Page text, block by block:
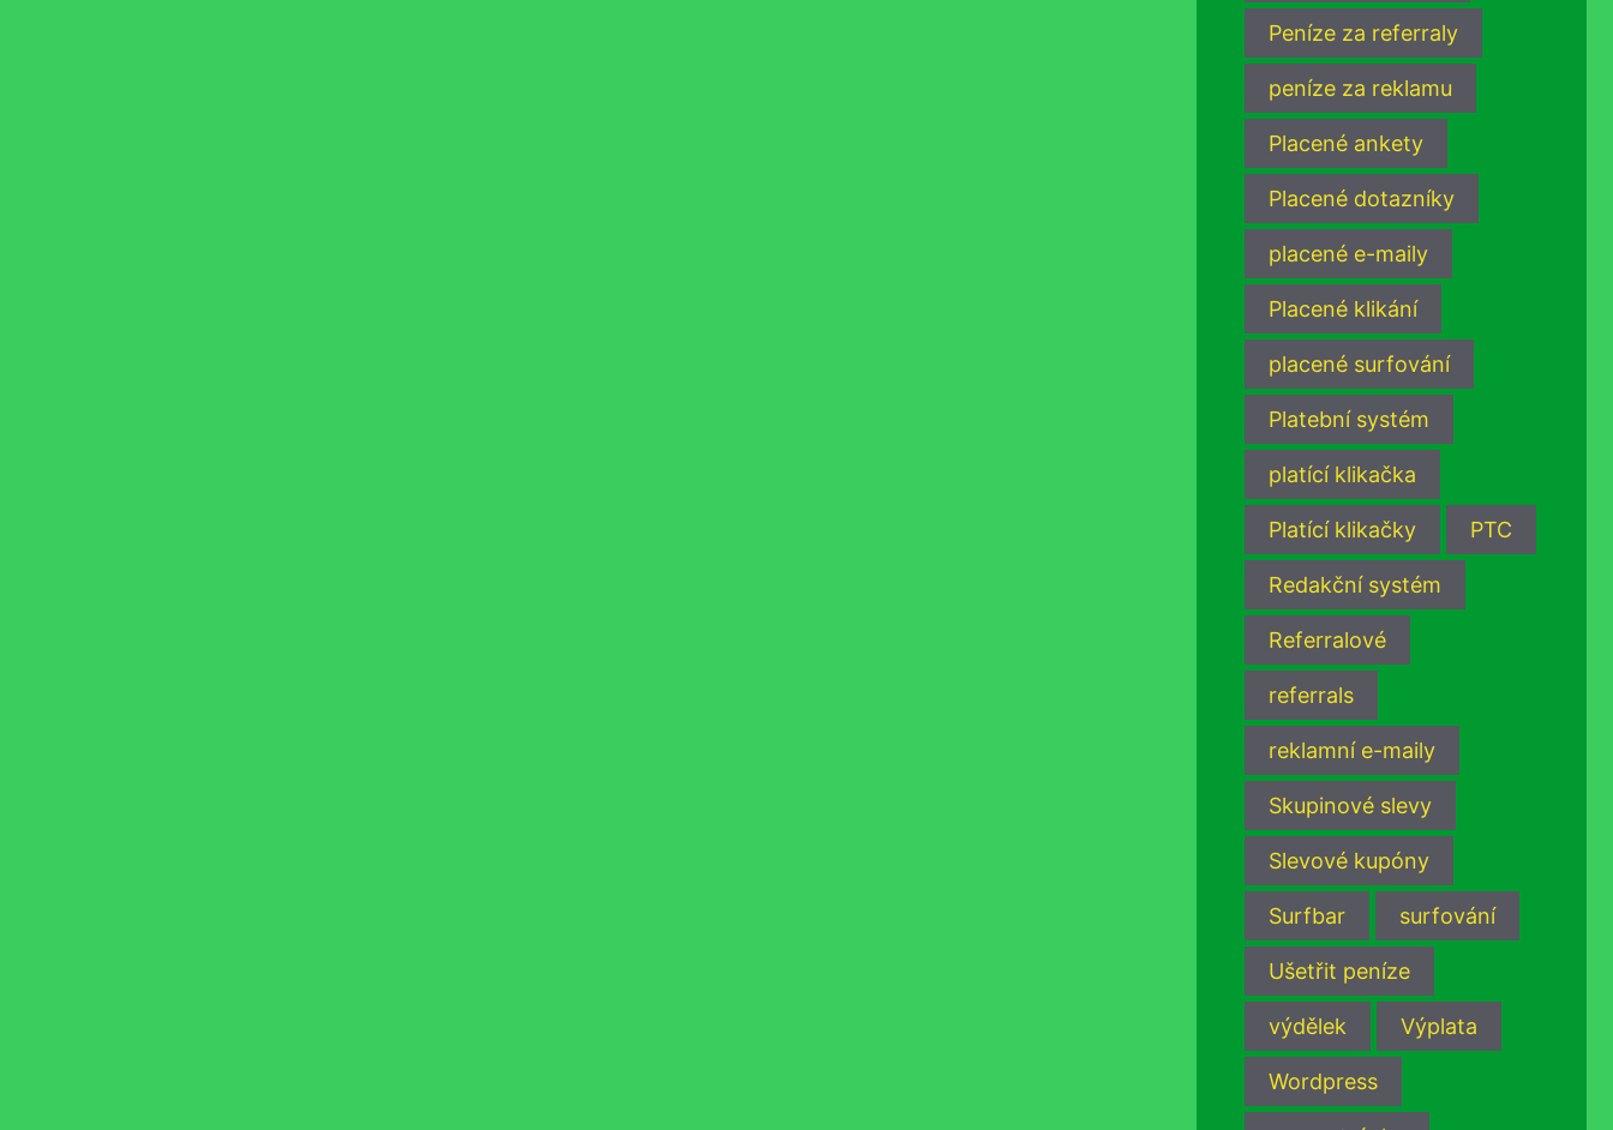
Peníze za referraly
peníze za reklamu
Placené ankety
Placené dotazníky
placené e-maily
Placené klikání
placené surfování
Platební systém
platící klikačka
Platící klikačky PTC
Redakční systém
Referralové
referrals
reklamní e-maily
Skupinové slevy
Slevové kupóny
Surfbar surfování
Ušetřit peníze
výdělek Výplata
Wordpress